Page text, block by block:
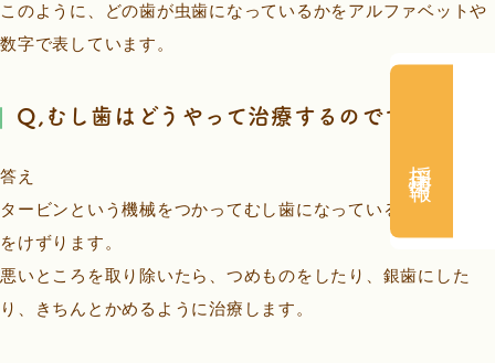
このように、どの歯が虫歯になっているかをアルファベットや
数字で表しています。
Q,むし歯はどうやって治療するのですか？
答え
タービンという機械をつかってむし歯になっている悪いところ
をけずります。
悪いところを取り除いたら、つめものをしたり、銀歯にした
り、きちんとかめるように治療します。